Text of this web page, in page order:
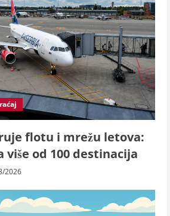
flotu i mrežu letova:
više od 100 destinacija
2026